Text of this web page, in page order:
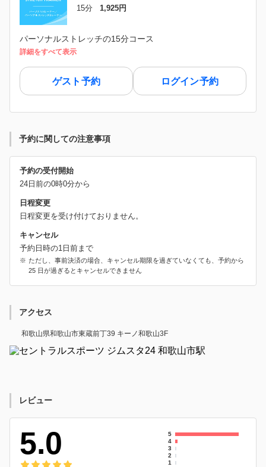
15分 1,925円
パーソナルストレッチの15分コース
詳細をすべて表示
ゲスト予約 ログイン予約
予約に関しての注意事項
予約の受付開始
24日前の0時0分から
日程変更
日程変更を受け付けておりません。
キャンセル
予約日時の1日前まで
ただし、事前決済の場合、キャンセル期限を過ぎていなくても、予約から
25 日が過ぎるとキャンセルできません
アクセス
和歌山県和歌山市東蔵前丁39 キーノ和歌山3F
レビュー
5.0
5
4
3
2
1